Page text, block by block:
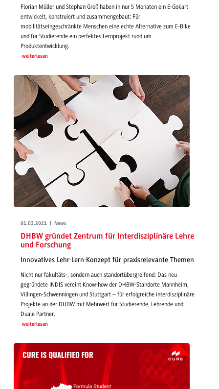
Florian Müller und Stephan Groß haben in nur 5 Monaten ein E-Gokart
entwickelt, konstruiert und zusammengebaut: Für
mobilitätseingeschränkte Menschen eine echte Alternative zum E-Bike
und für Studierende ein perfektes Lernprojekt rund um
Produktentwicklung.
weiterlesen
01.03.2021 | News
DHBW gründet Zentrum für Interdisziplinäre Lehre
und Forschung
Innovatives Lehr-Lern-Konzept für praxisrelevante Themen
Nicht nur fakultäts-, sondern auch standortübergreifend: Das neu
gegründete INDIS vereint Know-how der DHBW-Standorte Mannheim,
Villingen-Schwenningen und Stuttgart – für erfolgreiche interdisziplinäre
Projekte an der DHBW mit Mehrwert für Studierende, Lehrende und
Duale Partner.
weiterlesen